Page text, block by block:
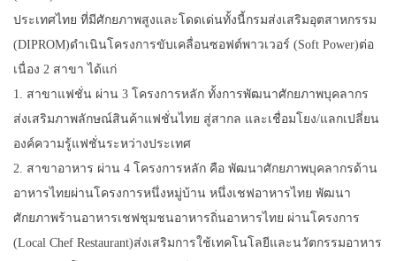
ประเทศไทย ที่มีศักยภาพสูงและโดดเด่นทั้งนี้กรมส่งเสริมอุตสาหกรรม
(DIPROM)ดำเนินโครงการขับเคลื่อนซอฟต์พาวเวอร์ (Soft Power)ต่อ
เนื่อง 2 สาขา ได้แก่
1. สาขาแฟชั่น ผ่าน 3 โครงการหลัก ทั้งการพัฒนาศักยภาพบุคลากร
ส่งเสริมภาพลักษณ์สินค้าแฟชั่นไทย สู่สากล และเชื่อมโยง/แลกเปลี่ยน
องค์ความรู้แฟชั่นระหว่างประเทศ
2. สาขาอาหาร ผ่าน 4 โครงการหลัก คือ พัฒนาศักยภาพบุคลากรด้าน
อาหารไทยผ่านโครงการหนึ่งหมู่บ้าน หนึ่งเชฟอาหารไทย พัฒนา
ศักยภาพร้านอาหารเชฟชุมชนอาหารถิ่นอาหารไทย ผ่านโครงการ
(Local Chef Restaurant)ส่งเสริมการใช้เทคโนโลยีและนวัตกรรมอาหาร